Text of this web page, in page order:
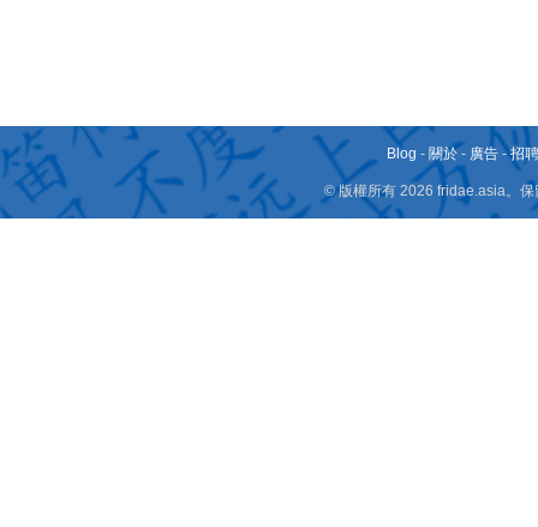
Blog - 關於 - 廣告 -招
© 版權所有 2026 fridae.asia。